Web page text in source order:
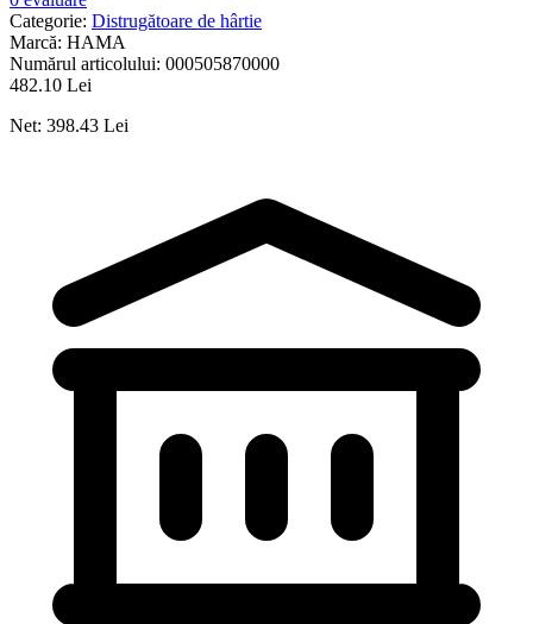
Categorie: Distrugătoare de hârtie
Marcă: HAMA
Numărul articolului: 000505870000
482.10 Lei
Net: 398.43 Lei